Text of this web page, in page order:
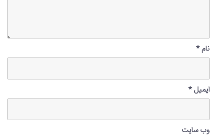
نام*
ایمیل*
وب‌ سایت